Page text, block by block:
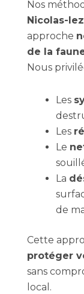
Nos
Nicolas-
approche
de la
Nous
Les
Les
Le
La
de
Cette
protéger
sans
local.